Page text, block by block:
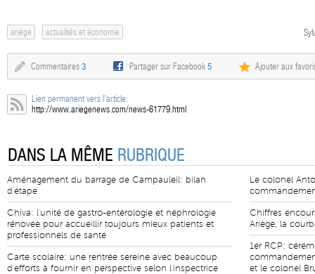
ariège actualités et économie
Commentaires 3 Partager sur Facebook5 Ajouter aux
Lien permanent vers l'article:
http://www.ariegenews.com/news-61779.html
DANS LA MÊME RUBRIQUE
Aménagement du barrage de Campauleil: bilan
d'étape
Chiva: l'unité de gastro-entérologie et néphrologie
rénovée pour accueillir toujours mieux patients et
professionnels de santé
Carte scolaire: une rentrée sereine avec beaucoup
d'efforts à fournir en perspective selon l'inspectrice
Le colonel
Chiffres
Ariège, la
1er RCP:
et le colonel